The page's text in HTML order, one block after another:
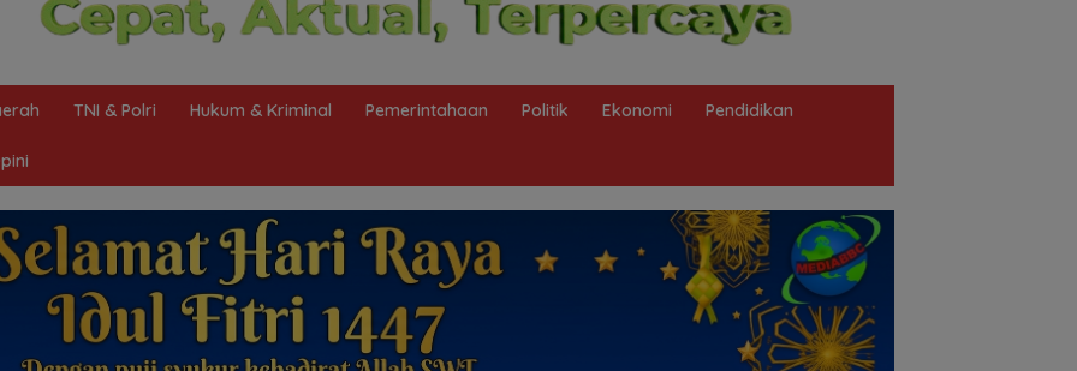
TNI & Polri Hukum & Kriminal Pemerintahaan Politik Ekonomi Pendidikan